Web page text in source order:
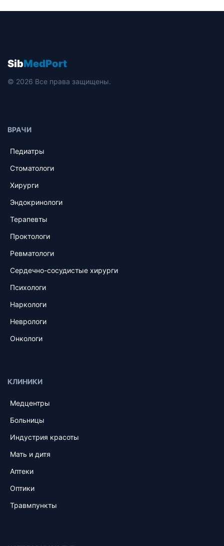
SibMedPort
© 2026 Все права защищены.
ВРАЧИ
Педиатры
Стоматологи
Хирурги
Эндокринологи
Терапевты
Проктологи
Ревматологи
Сердечно-сосудистые хирурги
Психологи
Наркологи
Неврологи
Онкологи
КЛИНИКИ
Медцентры
Больницы
Индустрия красоты
Мать и дитя
Аптеки
Оптики
Травмпункты